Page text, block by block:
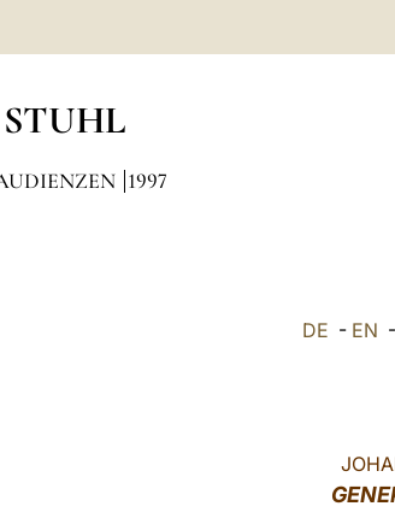
1997
DE - EN -